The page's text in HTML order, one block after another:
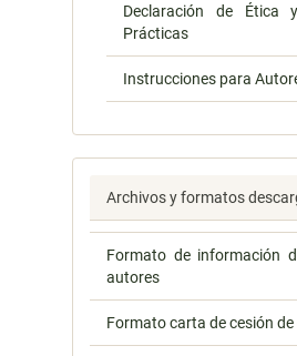
Declaración de Ética
Prácticas
Instrucciones para
Archivos y formatos
Formato de información
autores
Formato carta de cesión